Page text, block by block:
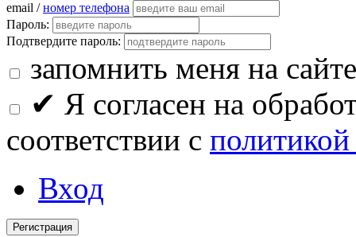
email /номер телефона
Пароль:
Подтвердите пароль:
запомнить меня на сайте
✔ Я согласен на
соответствии с
Вход
Регистрация